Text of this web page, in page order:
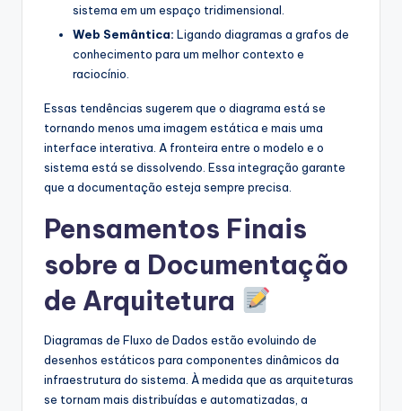
sistema em um espaço tridimensional.
Web Semântica: Ligando diagramas a grafos de
conhecimento para um melhor contexto e
raciocínio.
Essas tendências sugerem que o diagrama está se
tornando menos uma imagem estática e mais uma
interface interativa. A fronteira entre o modelo e o
sistema está se dissolvendo. Essa integração garante
que a documentação esteja sempre precisa.
Pensamentos Finais
sobre a Documentação
de Arquitetura
Diagramas de Fluxo de Dados estão evoluindo de
desenhos estáticos para componentes dinâmicos da
infraestrutura do sistema. À medida que as arquiteturas
se tornam mais distribuídas e automatizadas, a